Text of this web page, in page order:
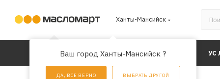
Ханты-Мансийск
Ваш город Ханты-Мансийск ?
ДА, ВСЕ ВЕРНО ВЫБРАТЬ ДРУГОЙ
КАТАЛОГ АКЦИИ